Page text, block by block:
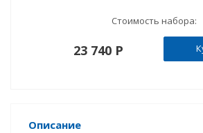
Стоимость набора:
23 740 P
Описание